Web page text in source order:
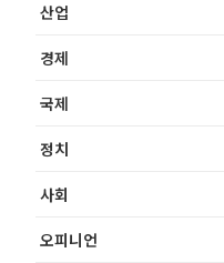
산업
경제
국제
정치
사회
오피니언